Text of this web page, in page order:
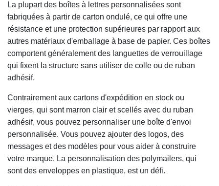
La plupart des boîtes à lettres personnalisées sont
fabriquées à partir de carton ondulé, ce qui offre une
résistance et une protection supérieures par rapport aux
autres matériaux d'emballage à base de papier. Ces boîtes
comportent généralement des languettes de verrouillage
qui fixent la structure sans utiliser de colle ou de ruban
adhésif.
Contrairement aux cartons d'expédition en stock ou
vierges, qui sont marron clair et scellés avec du ruban
adhésif, vous pouvez personnaliser une boîte d'envoi
personnalisée. Vous pouvez ajouter des logos, des
messages et des modèles pour vous aider à construire
votre marque. La personnalisation des polymailers, qui
sont des enveloppes en plastique, est un défi.